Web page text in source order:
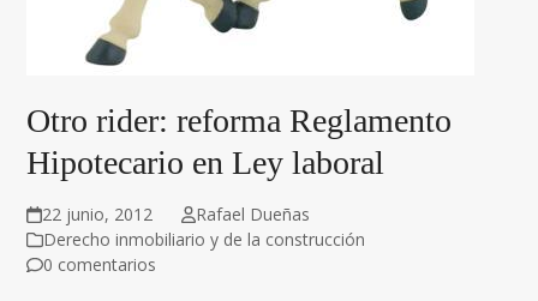
Otro rider: reforma Reglamento
Hipotecario en Ley laboral
22 junio, 2012
Rafael Dueñas
Derecho inmobiliario y de la construcción
0 comentarios